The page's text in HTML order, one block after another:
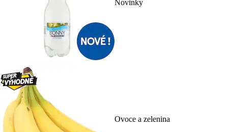
Novinky
Ovoce a zelenina